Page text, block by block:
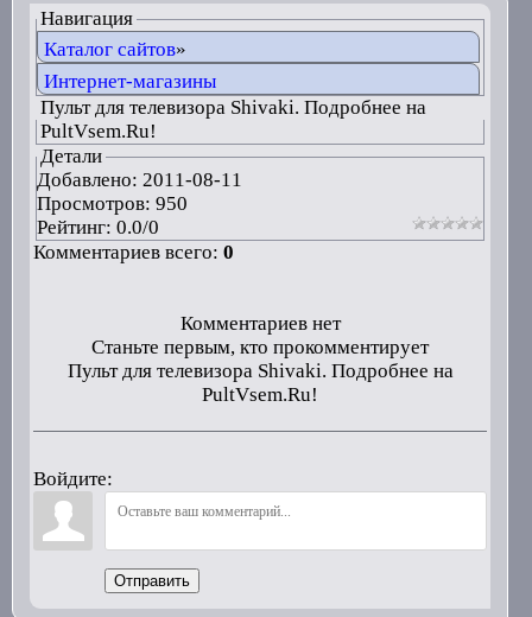
Навигация
Каталог сайтов»
Интернет-магазины
Пульт для телевизора Shivaki. Подробнее на
PultVsem.Ru!
Детали
Добавлено: 2011-08-11
Просмотров: 950
Рейтинг: 0.0/0
Комментариев всего: 0
Комментариев нет
Станьте первым, кто прокомментирует
Пульт для телевизора Shivaki. Подробнее на
PultVsem.Ru!
Войдите:
Отправить